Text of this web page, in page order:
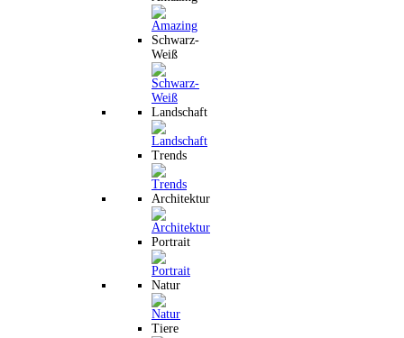
Schwarz-
Weiß
Landschaft
Trends
Architektur
Portrait
Natur
Tiere